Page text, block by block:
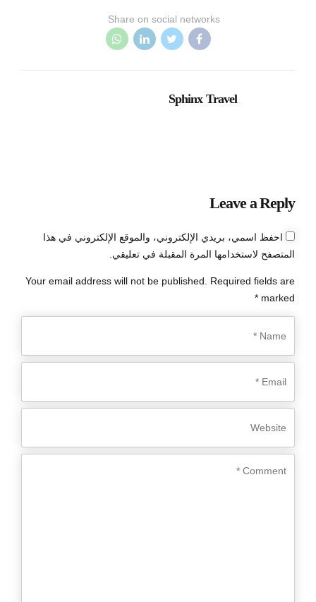
Share on social networks
Sphinx Travel
Leave a Reply
Your email address will not be published. Required fields are
marked *
احفظ اسمي، بريدي الإلكتروني، والموقع الإلكتروني في هذا
المتصفح لاستخدامها المرة المقبلة في تعليقي.